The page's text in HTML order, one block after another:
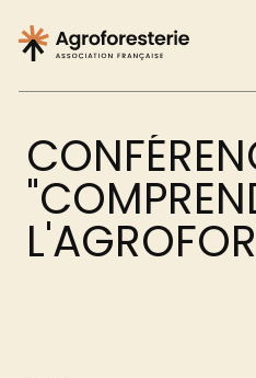
Nos Actualités
QUI SOMMES NOUS ?
NOS ACTIONS
PROJETS